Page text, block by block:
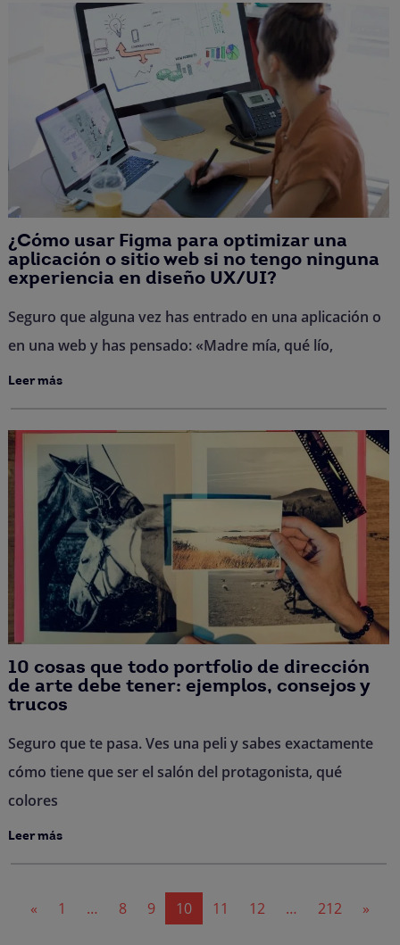
¿Cómo usar Figma para optimizar una
aplicación o sitio web si no tengo ninguna
experiencia en diseño UX/UI?
Seguro que alguna vez has entrado en una aplicación o
en una web y has pensado: «Madre mía, qué lío,
Leer más
10 cosas que todo portfolio de dirección
de arte debe tener: ejemplos, consejos y
trucos
Seguro que te pasa. Ves una peli y sabes exactamente
cómo tiene que ser el salón del protagonista, qué
colores
Leer más
Navegación
« 1 … 8 9 10 11 12 … 212 »